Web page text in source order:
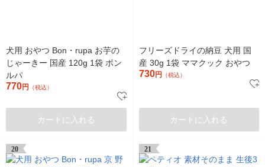
犬用 おやつ Bon・rupa お芋の
じゃーきー 国産 120g 1袋 ボン
ルパ
770円 （税込）
カートに入れる
フリーズドライの納豆 犬用 国
産 30g 1袋 ママクック おやつ
730円 （税込）
カートに入れる
20 21